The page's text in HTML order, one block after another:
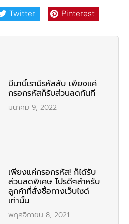
Twitter Pinterest
มีนานี้เรามีรหัสลับ เพียงแค่
กรอกรหัสก็รับส่วนลดทันที
มีนาคม 9, 2022
เพียงแค่กรอกรหัส! ก็ได้รับ
ส่วนลดพิเศษ โปรดีๆสำหรับ
ลูกค้าที่สั่งซื้อทางเว็บไซด์
เท่านั้น
พฤศจิกายน 8, 2021